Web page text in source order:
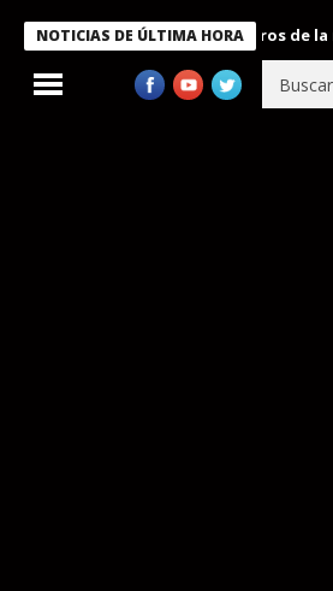
NOTICIAS DE ÚLTIMA HORA
condecora a miembros de la